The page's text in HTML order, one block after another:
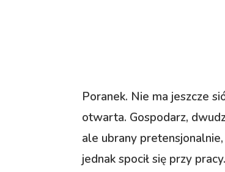
Poranek. Nie ma jeszcze
otwarta. Gospodarz,
ale ubrany
jednak spocił się przy